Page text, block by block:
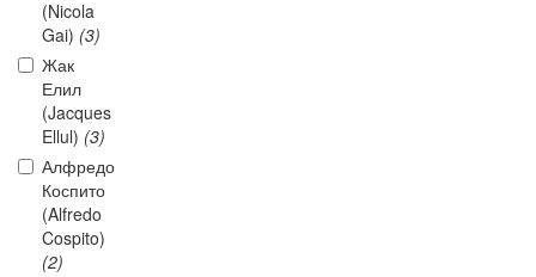
(Nicola
Gai) (3)
Жак
Елил
(Jacques
Ellul) (3)
Алфредо
Коспито
(Alfredo
Cospito)
(2)